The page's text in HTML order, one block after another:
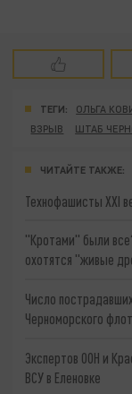
ТЕГИ: ОЛЬГА
ВЗРЫВ
ШТАБ
ЧИТАЙТЕ ТАКЖЕ:
Технофашисты XXI
"Кротами" были
охотятся "живые
Число
Черноморского
Экспертов ООН и
ВСУ в Еленовке